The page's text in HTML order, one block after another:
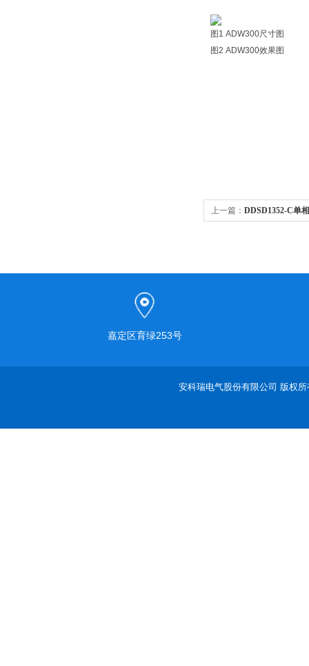
图1 ADW300尺寸图
图2 ADW300效果图
上一篇： DDSD1352-C单
嘉定区育绿253号
安科瑞电气股份有限公司 版权